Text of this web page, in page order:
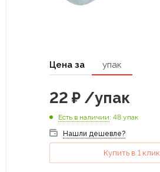
Цена за упак
22 ₽ /упак
Есть в наличии: 48 упак
Нашли дешевле?
Купить в 1 клик